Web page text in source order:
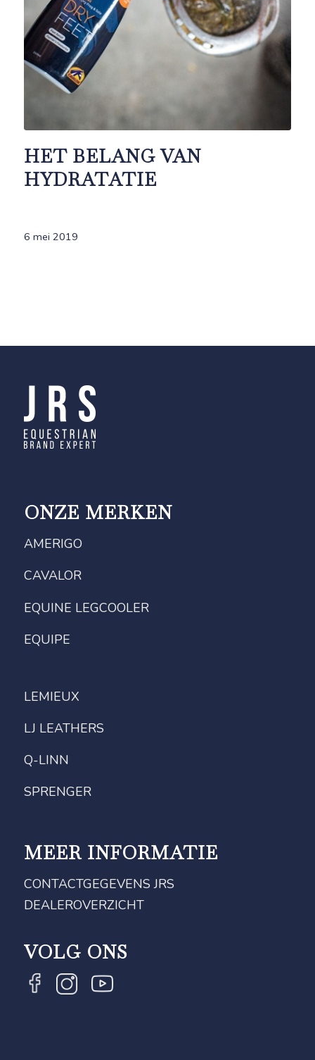
HET BELANG VAN
HYDRATATIE
6 mei 2019
ONZE MERKEN
AMERIGO
CAVALOR
EQUINE LEGCOOLER
EQUIPE
LEMIEUX
LJ LEATHERS
Q-LINN
SPRENGER
MEER INFORMATIE
CONTACTGEGEVENS JRS
DEALEROVERZICHT
VOLG ONS